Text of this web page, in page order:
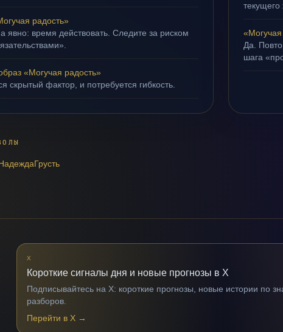
радость»
явно: время действовать. Следите за риском
«Могучая радость»
скрытый фактор, и потребуется гибкость.
текущего
Да.
шага
Грусть
X
Короткие сигналы дня и новые прогнозы в X
Подписывайтесь на X: короткие прогнозы, новые истории по
разборов.
Перейти в X →